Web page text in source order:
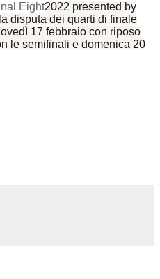
Eight2022 presented by
disputa dei quarti di finale
17 febbraio con riposo
le semifinali e domenica 20